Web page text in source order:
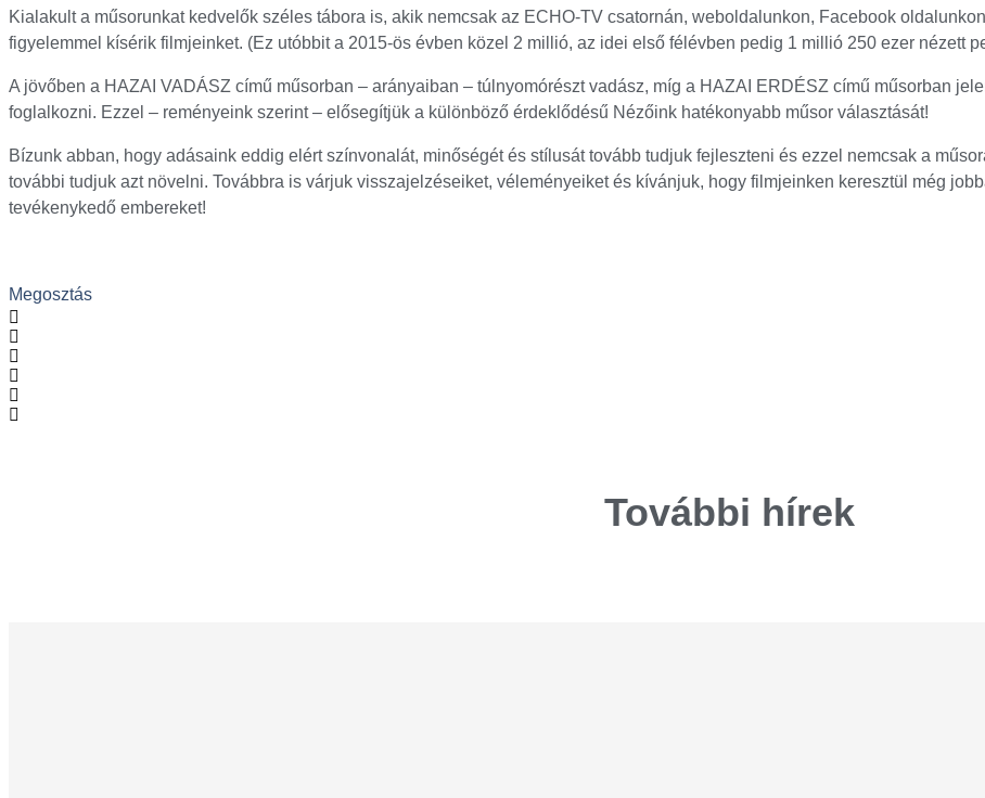
Kialakult a műsorunkat kedvelők széles tábora is, akik nemcsak az ECHO-TV csatornán, weboldalunkon, Facebook
figyelemmel kísérik filmjeinket. (Ez utóbbit a 2015-ös évben közel 2 millió, az idei első félévben pedig 1 millió 250 ezer nézett
A jövőben a HAZAI VADÁSZ című műsorban – arányaiban – túlnyomórészt vadász, míg a HAZAI ERDÉSZ című műsorban
foglalkozni. Ezzel – reményeink szerint – elősegítjük a különböző érdeklődésű Nézőink hatékonyabb műsor választását!
Bízunk abban, hogy adásaink eddig elért színvonalát, minőségét és stílusát tovább tudjuk fejleszteni és ezzel nemcsak a
további tudjuk azt növelni. Továbbra is várjuk visszajelzéseiket, véleményeiket és kívánjuk, hogy filmjeinken keresztül még
tevékenykedő embereket!
Megosztás
További hírek